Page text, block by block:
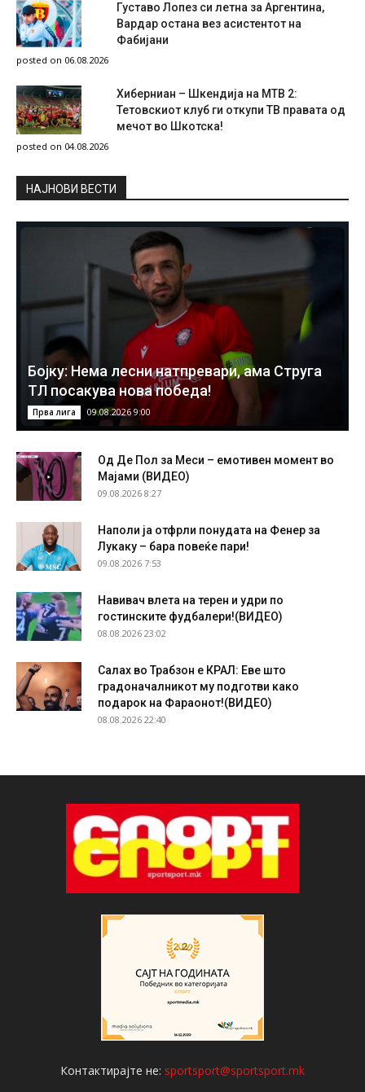
Густаво Лопез си летна за Аргентина,
Вардар остана вез асистентот на
Фабијани
posted on 06.08.2026
Хиберниан – Шкендија на МТВ 2:
Тетовскиот клуб ги откупи ТВ правата од
мечот во Шкотска!
posted on 04.08.2026
НAЈНОВИ ВЕСТИ
Бојку: Нема лесни натпревари, ама Струга
ТЛ посакува нова победа!
Прва лига 09.08.2026 9:00
Од Де Пол за Меси – емотивен момент во
Мајами (ВИДЕО)
09.08.2026 8:27
Наполи ја отфрли понудата на Фенер за
Лукаку – бара повеќе пари!
09.08.2026 7:53
Навивач влета на терен и удри по
гостинските фудбалери!(ВИДЕО)
08.08.2026 23:02
Салах во Трабзон е КРАЛ: Еве што
градоначалникот му подготви како
подарок на Фараонот!(ВИДЕО)
08.08.2026 22:40
Контактирајте не: sportsport@sportsport.mk